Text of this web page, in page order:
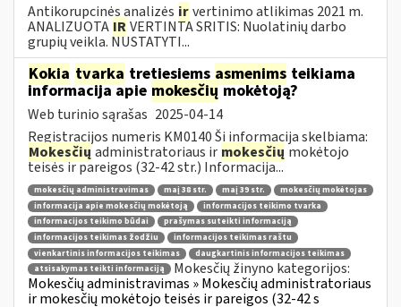
Antikorupcinės analizės irvertinimo atlikimas 2021 m.
ANALIZUOTA IRVERTINTA SRITIS: Nuolatinių darbo
grupių veikla. NUSTATYTI...
Kokia tvarka tretiesiems asmenims teikiama
informacija apie mokesčiųmokėtoją?
Web turinio sąrašas 2025-04-14
Registracijos numeris KM0140 Ši informacija skelbiama:
Mokesčių administratoriaus ir mokesčių mokėtojo
teisės ir pareigos (32-42 str.) Informacija...
mokesčių administravimas maį 38 str. maį 39 str.
mokesčių mokėtojas
informacija apie mokesčių mokėtoją
informacijos teikimo tvarka
informacijos teikimo būdai
prašymas suteikti informaciją
informacijos teikimas žodžiu
informacijos teikimas raštu
vienkartinis informacijos teikimas
daugkartinis informacijos teikimas
atsisakymas teikti informaciją
Mokesčių žinyno kategorijos:
Mokesčių administravimas » Mokesčių administratoriaus
ir mokesčių mokėtojo teisės ir pareigos (32-42 s